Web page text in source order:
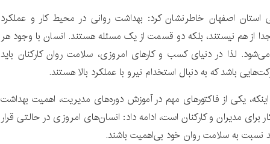
استان اصفهان خاطرنشان کرد: بهداشت روانی در محیط کار و عملکرد
از هم نیستند، بلکه دو قسمت از یک مسئله هستند. انسان با وجود هر
لذا در دنیای کسب و کارهای امروزی، سلامت روان کارکنان باید
باشد که به دنبال استخدام نیرو با عملکرد بالا هستند.
یکی از فاکتورهای مهم در آموزش دوره‌های مدیریت، اهمیت بهداشت
برای مدیران و کارکنان است، ادامه داد: انسان‌های امروزی در حالتی قرار
نسبت به سلامت روان خود بی‌اهمیت باشند.